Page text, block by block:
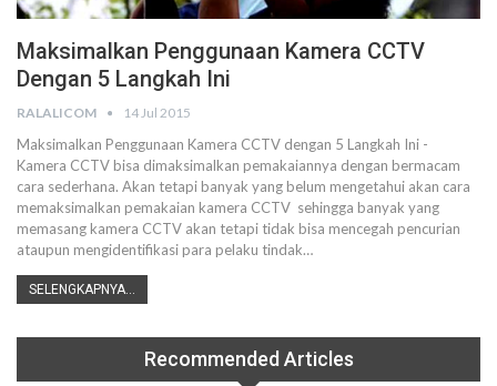
Maksimalkan Penggunaan Kamera CCTV
Dengan 5 Langkah Ini
RALALICOM 14 Jul 2015
Maksimalkan Penggunaan Kamera CCTV dengan 5 Langkah Ini -
Kamera CCTV bisa dimaksimalkan pemakaiannya dengan bermacam
cara sederhana. Akan tetapi banyak yang belum mengetahui akan cara
memaksimalkan pemakaian kamera CCTV sehingga banyak yang
memasang kamera CCTV akan tetapi tidak bisa mencegah pencurian
ataupun mengidentifikasi para pelaku tindak…
SELENGKAPNYA...
Recommended Articles